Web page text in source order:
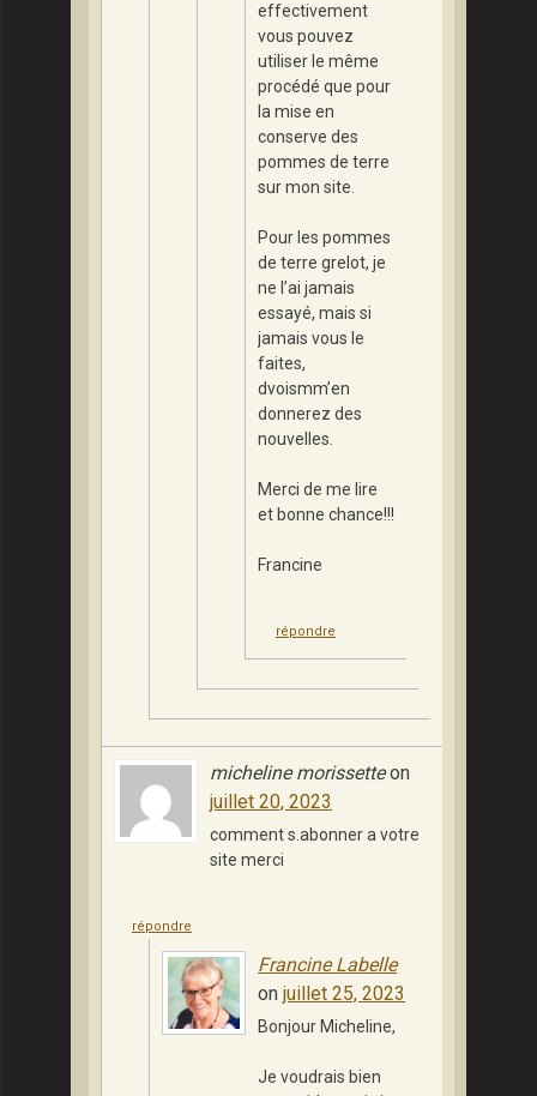
effectivement
vous pouvez
utiliser le même
procédé que pour
la mise en
conserve des
pommes de terre
sur mon site.
Pour les pommes
de terre grelot, je
ne l’ai jamais
essayé, mais si
jamais vous le
faites,
dvoismm’en
donnerez des
nouvelles.
Merci de me lire
et bonne chance!!!
Francine
répondre
micheline morissetteon
juillet 20, 2023
comment s.abonner a votre
site merci
répondre
Francine Labelle
on juillet 25, 2023
Bonjour Micheline,
Je voudrais bien